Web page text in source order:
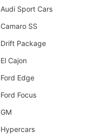
Audi Sport Cars
Camaro SS
Drift Package
El Cajon
Ford Edge
Ford Focus
GM
Hypercars